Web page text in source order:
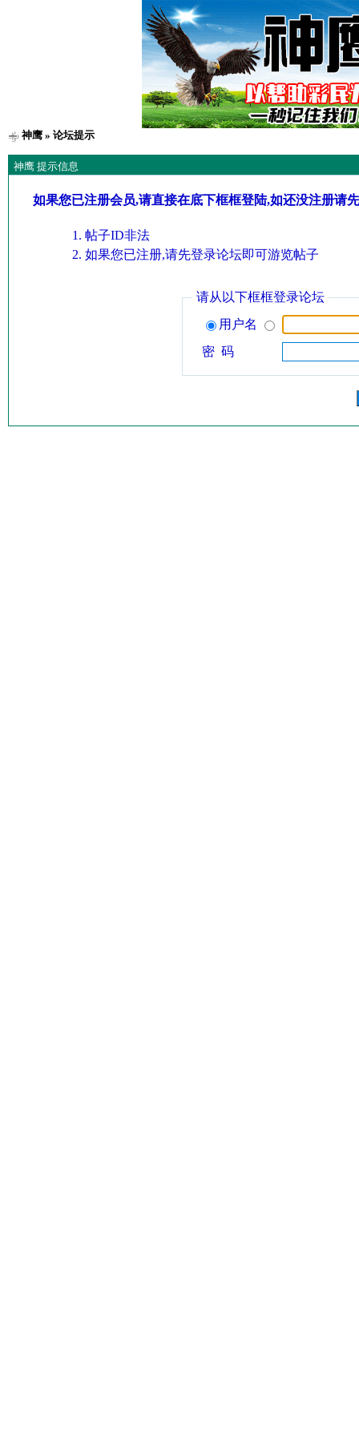
神鹰» 论坛提示
神鹰 提示信息
如果您已注册会员,请直接在底下框框登陆,如还没注册请
帖子ID非法
如果您已注册,请先登录论坛即可游览帖子
请从以下框框登录论坛
用户名
密 码